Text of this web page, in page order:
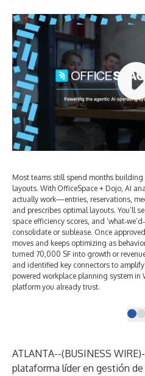
Most teams still spend months
layouts. With OfficeSpace + Dojo, AI
actually work—entries, reservations,
and prescribes optimal layouts. You’ll
space efficiency scores, and
consolidate or sublease. Once
moves and keeps optimizing as
turned 70,000 SF into growth or
and identified key connectors to
powered workplace planning system
platform you already trust.
ATLANTA--(BUSINESS WIRE
plataforma líder en gestión